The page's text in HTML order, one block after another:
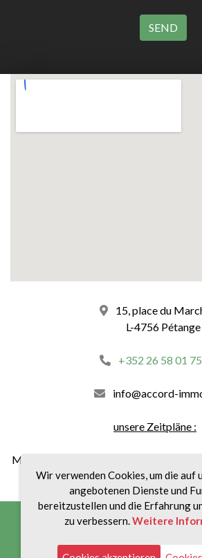
15, place du
L-4756 Pétange
+352 26 58 01 75
info@accord-
unsere Zeitpläne :
Montag bis Freitag von 8:30 bis 12:00
18:30 Uhr
Impressum| Datenschutz|
Wir verwenden Cookies, um die auf
angebotenen Dienste und
bereitzustellen und die Erfahrung
zu verbessern.Weitere